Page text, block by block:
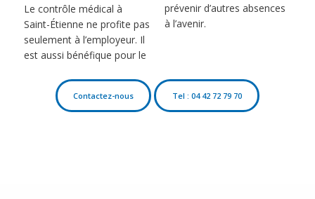
Le contrôle médical à
Saint-Étienne ne profite pas
seulement à l’employeur. Il
est aussi bénéfique pour le
prévenir d’autres absences
à l’avenir.
Contactez-nous Tel : 04 42 72 79 70